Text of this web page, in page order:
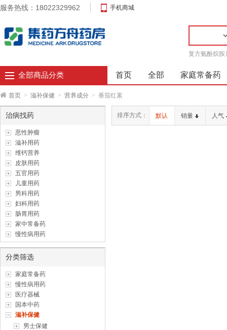
服务热线：18022329962 手机商城
复方氨酚烷胺
全部商品分类 首页 全部 家庭常备药
首页 > 滋补保健 > 营养成分 > 番茄红素
治病找药
恶性肿瘤
滋补用药
维钙营养
皮肤用药
五官用药
儿童用药
男科用药
妇科用药
肠胃用药
家中常备药
慢性病用药
分类筛选
家庭常备药
慢性病用药
医疗器械
国本中药
滋补保健
男士保健
排序方式： 默认 销量 人气